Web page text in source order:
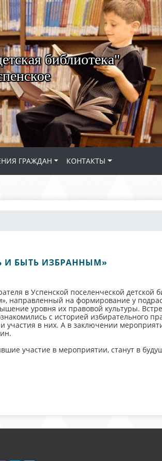
библиотека"
ГРАЖДАН КОНТАКТЫ
И БЫТЬ ИЗБРАННЫМ»
в Успенской поселенческой детской
направленный на формирование у
уровня их правовой культуры.
с историей избирательного
участия в них. А в заключении
участие в мероприятии, станут в